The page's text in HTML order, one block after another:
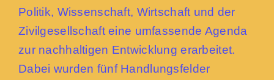
Politik, Wissenschaft, Wirtschaft und der
Zivilgesellschaft eine umfassende Agenda
zur nachhaltigen Entwicklung erarbeitet.
Dabei wurden fünf Handlungsfelder